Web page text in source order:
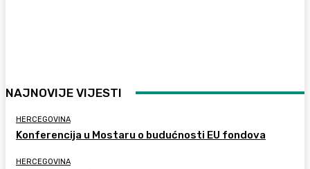
NAJNOVIJE VIJESTI
HERCEGOVINA
Konferencija u Mostaru o budućnosti EU fondova
HERCEGOVINA